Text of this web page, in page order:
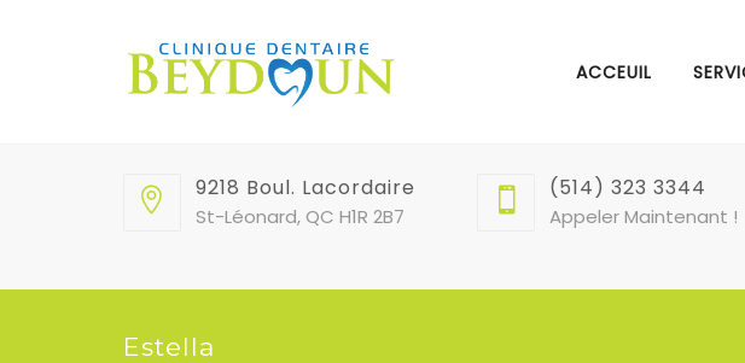
ACCEUIL
9218 Boul. Lacordaire
St-Léonard, QC H1R 2B7
(514) 323 3344
Appeler Maintenant !
Estella